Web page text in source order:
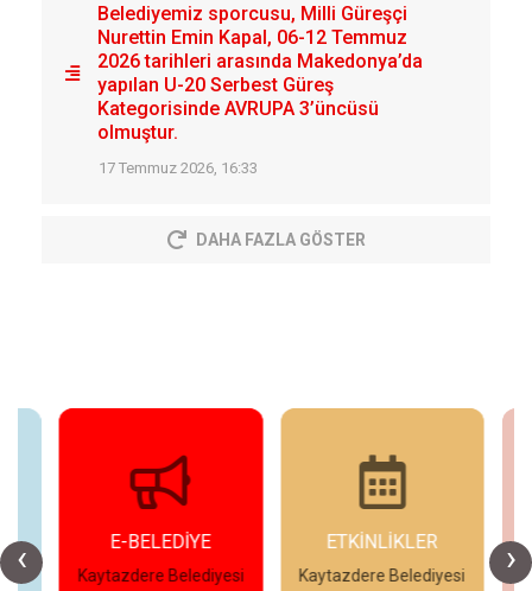
Belediyemiz sporcusu, Milli Güreşçi
Nurettin Emin Kapal, 06-12 Temmuz
2026 tarihleri arasında Makedonya’da
yapılan U-20 Serbest Güreş
Kategorisinde AVRUPA 3’üncüsü
olmuştur.
17 Temmuz 2026, 16:33
DAHA FAZLA GÖSTER
‹ ›
E-BELEDİYE
Kaytazdere Belediyesi
ETKİNLİKLER
Kaytazdere Belediyesi